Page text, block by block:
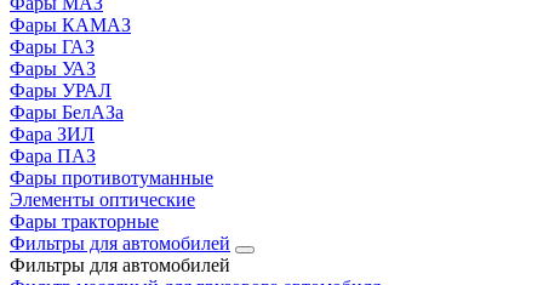
Фары КАМАЗ
Фары ГАЗ
Фары УАЗ
Фары УРАЛ
Фары БелАЗа
Фара ЗИЛ
Фара ПАЗ
Фары противотуманные
Элементы оптические
Фары тракторные
Фильтры для автомобилей
Фильтры для автомобилей